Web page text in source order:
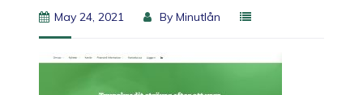
May 24, 2021 By Minutlån